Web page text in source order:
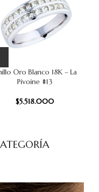
Oro Blanco 18K – La
Pivoine #13
$5.518.000